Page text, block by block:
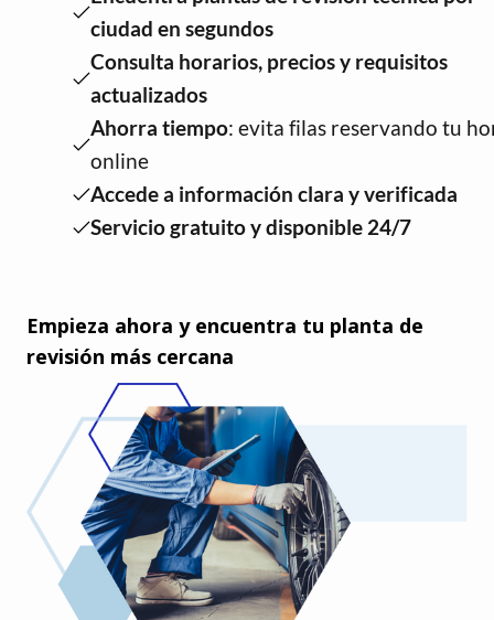
ciudad en segundos
Consulta horarios, precios y requisitos
actualizados
Ahorra tiempo: evita filas reservando tu
online
Accede a información clara y verificada
Servicio gratuito y disponible 24/7
Empieza ahora y encuentra tu planta de
revisión más cercana